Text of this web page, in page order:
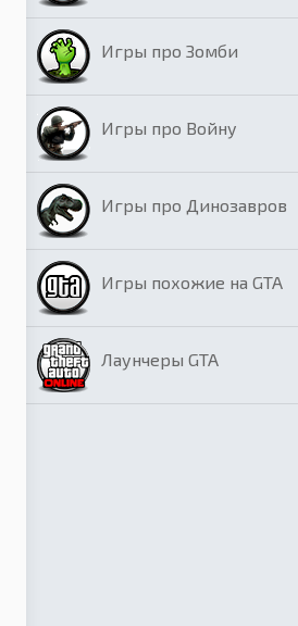
Игры про Зомби
Игры про Войну
Игры про Динозавров
Игры похожие на GTA
Лаунчеры GTA